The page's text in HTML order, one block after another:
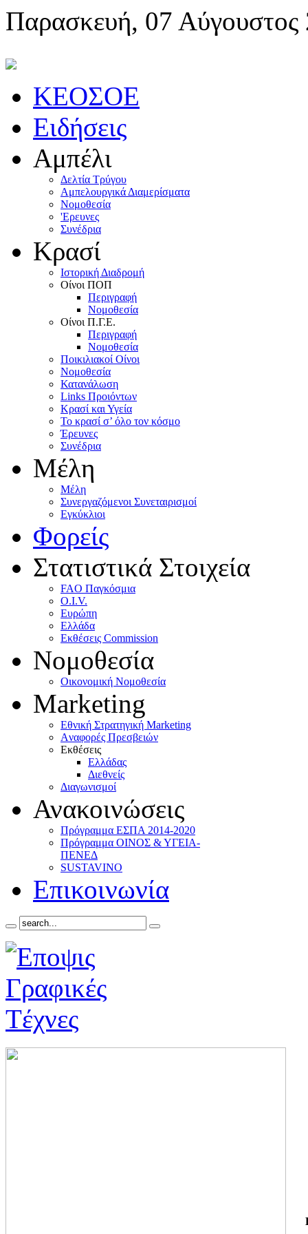
Παρασκευή, 07 Αύγουστος
KEOΣOE
Ειδήσεις
Αμπέλι
Δελτία Τρύγου
Αμπελουργικά Διαμερίσματα
Nομοθεσία
'Eρευνες
Συνέδρια
Κρασί
Iστορική Διαδρομή
Oίνοι ΠOΠ
Περιγραφή
Nομοθεσία
Oίνοι Π.Γ.E.
Περιγραφή
Νομοθεσία
Ποικιλιακοί Oίνοι
Nομοθεσία
Κατανάλωση
Links Προιόντων
Κρασί και Υγεία
To κρασί σ’ όλο τον κόσμο
Έρευνες
Συνέδρια
Μέλη
Mέλη
Συνεργαζόμενοι Συνεταιρισμοί
Εγκύκλιοι
Φορείς
Στατιστικά Στοιχεία
FAO Παγκόσμια
O.I.V.
Ευρώπη
Ελλάδα
Eκθέσεις Commission
Νομοθεσία
Οικονομική Νομοθεσία
Marketing
Eθνική Στρατηγική Marketing
Aναφορές Πρεσβειών
Eκθέσεις
Eλλάδας
Διεθνείς
Διαγωνισμοί
Ανακοινώσεις
Πρόγραμμα ΕΣΠΑ 2014-2020
Πρόγραμμα ΟΙΝΟΣ & ΥΓΕΙΑ-
ΠΕΝΕΔ
SUSTAVINO
Επικοινωνία